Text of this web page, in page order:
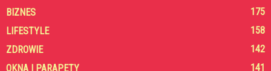
BIZNES
175
LIFESTYLE
158
ZDROWIE
142
OKNA I PARAPETY
141